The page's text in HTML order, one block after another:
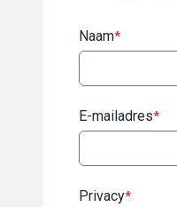
Naam*
E-mailadres*
Privacy*